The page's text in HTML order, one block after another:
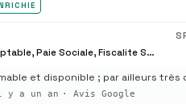
Tenue Comptable, Paie Sociale, Fiscalite Societe
et disponible ; par ailleurs très
y a un an · Avis Google